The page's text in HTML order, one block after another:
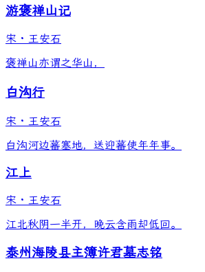
游褒禅山记
宋 · 王安石
褒禅山亦谓之华山，
白沟行
宋 · 王安石
白沟河边蕃塞地，送迎蕃使年年事。
江上
宋 · 王安石
江北秋阴一半开，晚云含雨却低回。
泰州海陵县主簿许君墓志铭